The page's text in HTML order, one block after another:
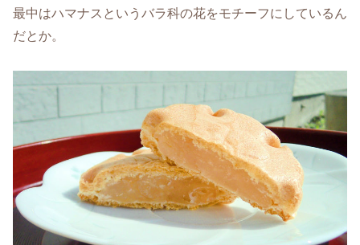
最中はハマナスというバラ科の花をモチーフにしているん
だとか。